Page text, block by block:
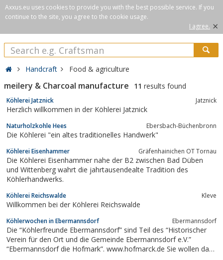
Axxus.eu uses cookies to provide you with the best possible service. If you
continue to the site, you agree to the cookie usage.
I agree. ×
Handcraft Food & agriculture
meilery & Charcoal manufacture 11 results found
Köhlerei Jatznick Jatznick
Herzlich willkommen in der Köhlerei Jatznick
Naturholzkohle Hees Ebersbach-Büchenbronn
Die Köhlerei "ein altes traditionelles Handwerk"
Köhlerei Eisenhammer Gräfenhainichen OT Tornau
Die Köhlerei Eisenhammer nahe der B2 zwischen Bad Düben
und Wittenberg wahrt die jahrtausendealte Tradition des
Köhlerhandwerks.
Köhlerei Reichswalde Kleve
Willkommen bei der Köhlerei Reichswalde
Köhlerwochen in Ebermannsdorf Ebermannsdorf
Die “Köhlerfreunde Ebermannsdorf” sind Teil des “Historischer
Verein für den Ort und die Gemeinde Ebermannsdorf e.V.”
“Ebermannsdorf die Hofmark”. www.hofmarck.de Sie wollen das